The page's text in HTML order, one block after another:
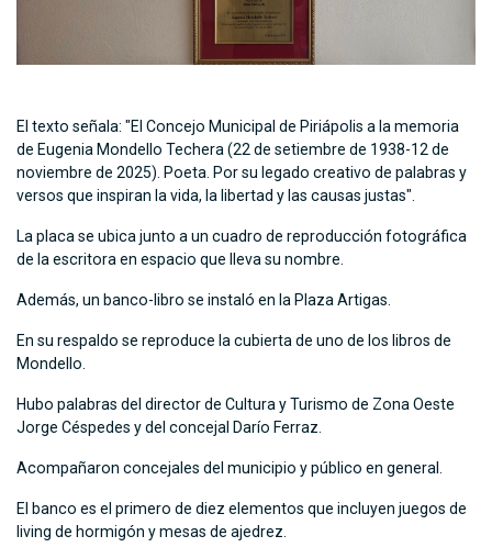
El texto señala: "El Concejo Municipal de Piriápolis a la memoria
de Eugenia Mondello Techera (22 de setiembre de 1938-12 de
noviembre de 2025). Poeta. Por su legado creativo de palabras y
versos que inspiran la vida, la libertad y las causas justas".
La placa se ubica junto a un cuadro de reproducción fotográfica
de la escritora en espacio que lleva su nombre.
Además, un banco-libro se instaló en la Plaza Artigas.
En su respaldo se reproduce la cubierta de uno de los libros de
Mondello.
Hubo palabras del director de Cultura y Turismo de Zona Oeste
Jorge Céspedes y del concejal Darío Ferraz.
Acompañaron concejales del municipio y público en general.
El banco es el primero de diez elementos que incluyen juegos de
living de hormigón y mesas de ajedrez.